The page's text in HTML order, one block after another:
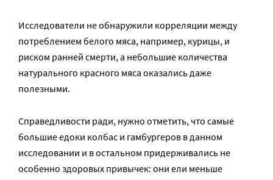
Исследователи не обнаружили корреляции между
потреблением белого мяса, например, курицы, и
риском ранней смерти, а небольшие количества
натурального красного мяса оказались даже
полезными.
Справедливости ради, нужно отметить, что самые
большие едоки колбас и гамбургеров в данном
исследовании и в остальном придерживались не
особенно здоровых привычек: они ели меньше